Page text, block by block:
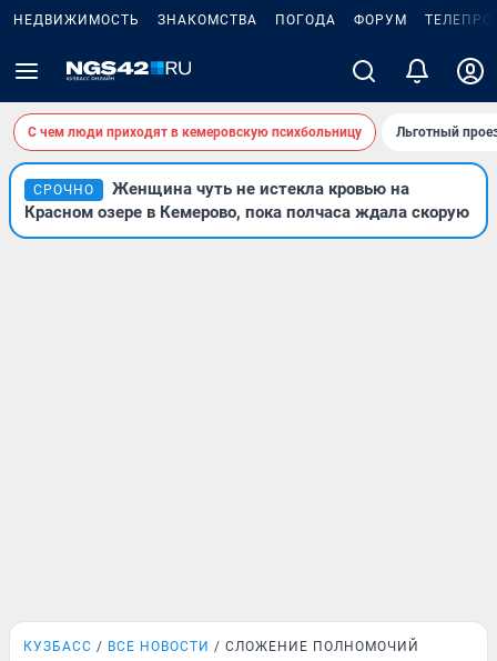
НЕДВИЖИМОСТЬ ЗНАКОМСТВА ПОГОДА ФОРУМ
С чем люди приходят в кемеровскую психбольницу Льготный
СРОЧНО
Женщина чуть не истекла кровью на
Красном озере в Кемерово, пока полчаса ждала скорую
КУЗБАСС ВСЕ НОВОСТИ СЛОЖЕНИЕ ПОЛНОМОЧИЙ